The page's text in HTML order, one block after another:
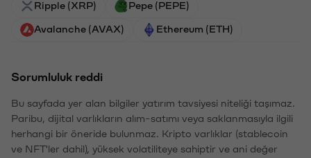
Ripple (XRP) Pepe (PEPE)
Avalanche (AVAX) Ethereum (ETH)
Sorumluluk reddi
Bu sayfada yer alan bilgiler yatırım tavsiyesi niteliği taşımaz.
Paribu, dijital varlıkların alım-satımı veya saklanmasıyla ilgili
herhangi bir öneride bulunmaz. Kripto varlıklar (stablecoin
ve NFT'ler dahil), yüksek volatiliteye sahiptir ve ani değer